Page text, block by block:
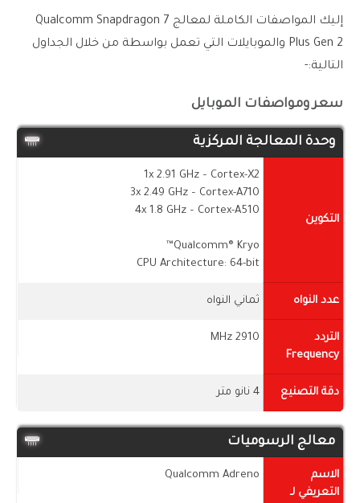
إليك المواصفات الكاملة لمعالج Qualcomm Snapdragon 7
Plus Gen 2 والموبايلات التي تعمل بواسطة من خلال الجداول
التالية:-
سعر ومواصفات الموبايل
وحدة المعالجة المركزية
التكوين
1x 2.91 GHz – Cortex-X2
3x 2.49 GHz – Cortex-A710
4x 1.8 GHz – Cortex-A510
Qualcomm® Kryo™
CPU Architecture: 64-bit
عدد النواه ثماني النواه
التردد
Frequency
2910 MHz
دقة التصنيع 4 نانو متر
معالج الرسوميات
الاسم
التعريفي لـ
Qualcomm Adreno